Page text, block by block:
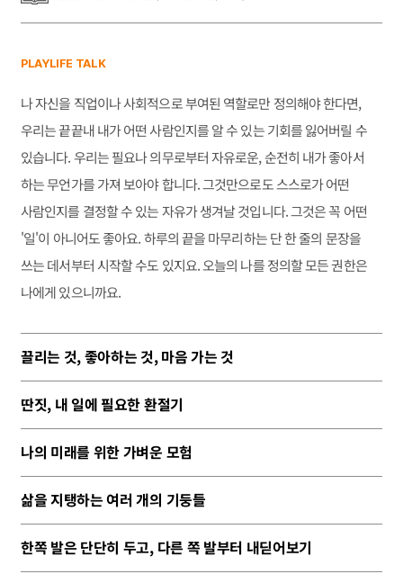
PLAYLIFE TALK
나 자신을 직업이나 사회적으로 부여된 역할로만 정의해야 한다면,
우리는 끝끝내 내가 어떤 사람인지를 알 수 있는 기회를 잃어버릴 수
있습니다. 우리는 필요나 의무로부터 자유로운, 순전히 내가 좋아서
하는 무언가를 가져 보아야 합니다. 그것만으로도 스스로가 어떤
사람인지를 결정할 수 있는 자유가 생겨날 것입니다. 그것은 꼭 어떤
'일'이 아니어도 좋아요. 하루의 끝을 마무리하는 단 한 줄의 문장을
쓰는 데서부터 시작할 수도 있지요. 오늘의 나를 정의할 모든 권한은
나에게 있으니까요.
끌리는 것, 좋아하는 것, 마음 가는 것
딴짓, 내 일에 필요한 환절기
나의 미래를 위한 가벼운 모험
삶을 지탱하는 여러 개의 기둥들
한쪽 발은 단단히 두고, 다른 쪽 발부터 내딛어보기